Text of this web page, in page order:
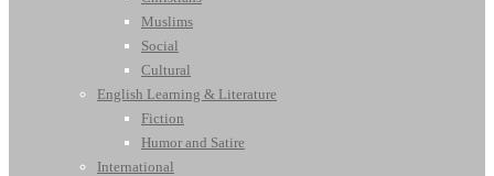
Muslims
Social
Cultural
English Learning & Literature
Fiction
Humor and Satire
International